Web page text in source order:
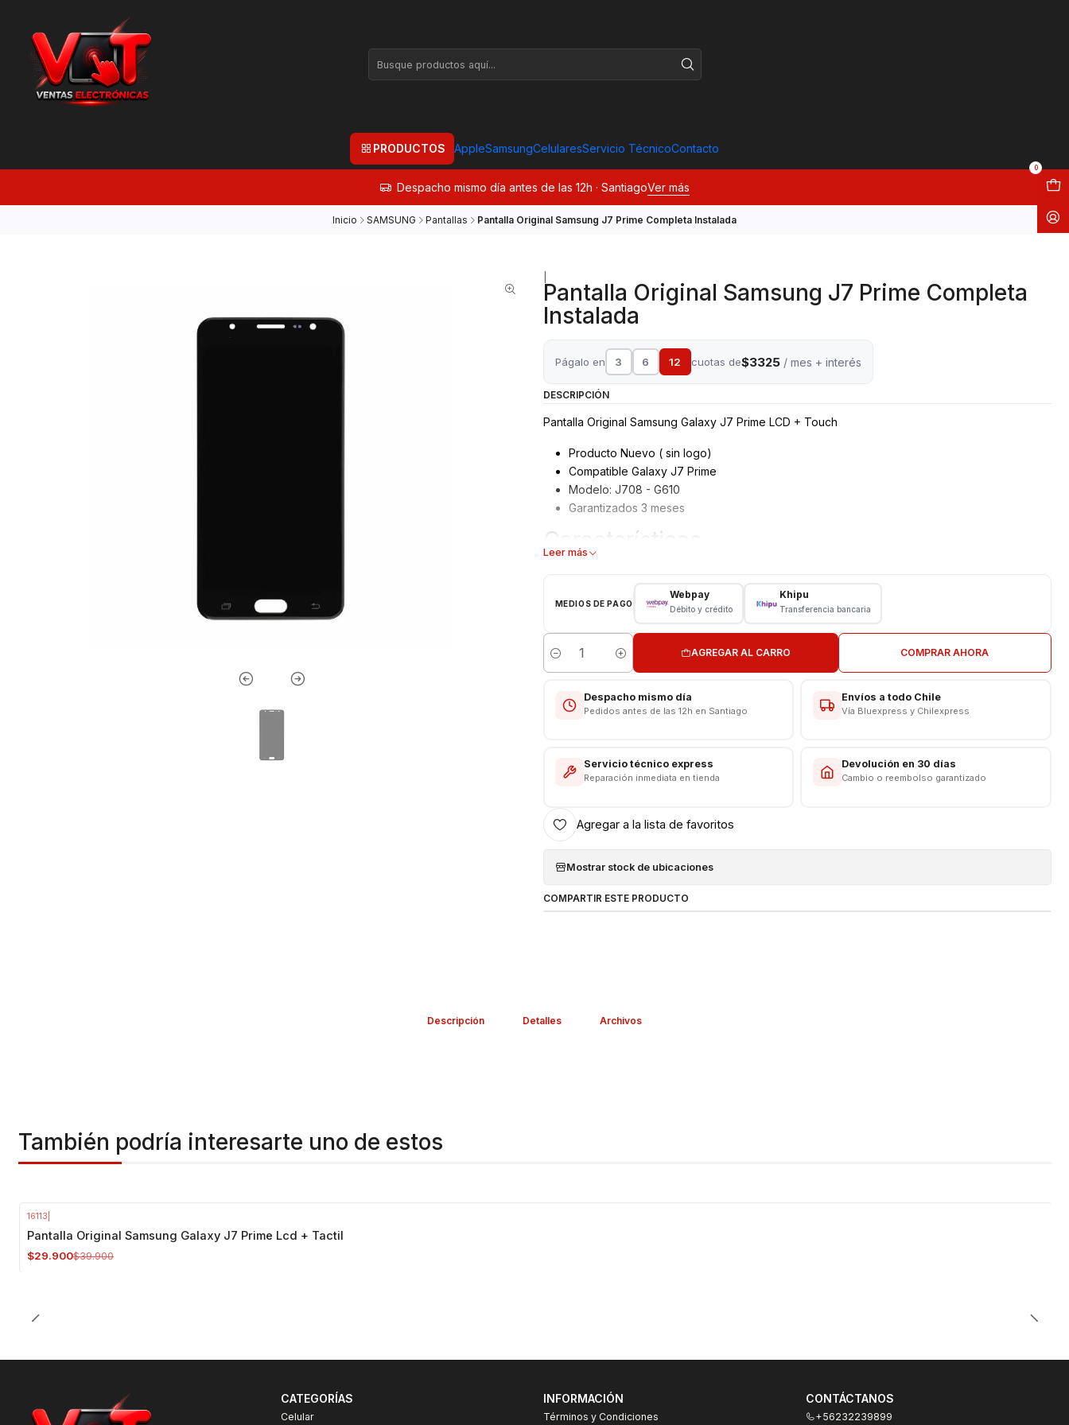
PRODUCTOS AppleSamsungCelularesServicio TécnicoContacto
0
Despacho mismo día antes de las 12h · SantiagoVer más
Inicio SAMSUNG Pantallas Pantalla Original Samsung J7 Prime Completa Instalada
Pantalla Original Samsung J7 Prime Completa
Instalada
Págalo en 3 6 12 cuotas de$3325/ mes + interés
DESCRIPCIÓN
Pantalla Original Samsung Galaxy J7 Prime LCD + Touch
Producto Nuevo ( sin logo)
Compatible Galaxy J7 Prime
Modelo: J708 - G610
Garantizados 3 meses
Características
Modelo: Galaxy J7 Prime
Valor Incluye Instalación
Leer más
MEDIOS DE PAGO
Webpay
Débito y crédito
Khipu
Transferencia bancaria
Cantidad
AGREGAR AL CARRO COMPRAR AHORA
Despacho mismo día
Pedidos antes de las 12h en Santiago
Envíos a todo Chile
Vía Bluexpress y Chilexpress
Servicio técnico express
Reparación inmediata en tienda
Devolución en 30 días
Cambio o reembolso garantizado
Agregar a la lista de favoritos
Mostrar stock de ubicaciones
COMPARTIR ESTE PRODUCTO
Descripción Detalles Archivos
También podría interesarte uno de estos
16113
Pantalla Original Samsung Galaxy J7 Prime Lcd + Tactil
$29.900$39.900
CATEGORÍAS
Celular
INFORMACIÓN
Términos y Condiciones
CONTÁCTANOS
+56232239899